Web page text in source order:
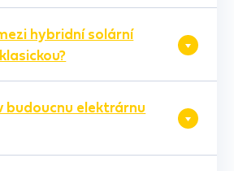
hybridní solární
budoucnu elektrárnu